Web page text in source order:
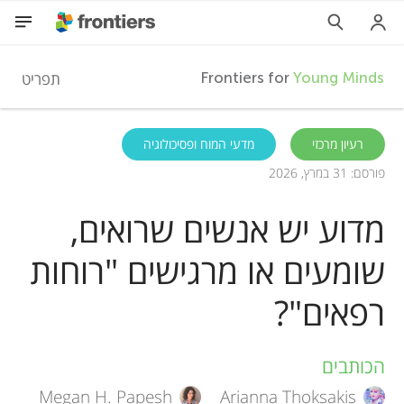
F
r
o
n
t
Frontiers forYoung Minds תפריט
השתתפות
רעיון מרכזי
מדעי המוח ופסיכולוגיה
פורסם: 31 במרץ, 2026
מדוע יש אנשים שרואים,
שומעים או מרגישים "רוחות
רפאים"?
A
הכותבים
Arianna Thoksakis
Megan H. Papesh